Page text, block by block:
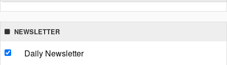
NEWSLETTER
Daily Newsletter